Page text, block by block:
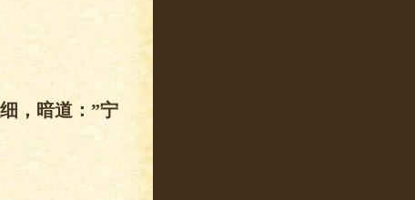
，暗道：”宁